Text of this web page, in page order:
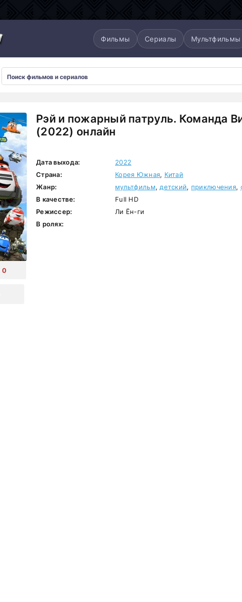
Фильмы Сериалы Мультфильмы
Рэй и пожарный патруль. Команда
(2022) онлайн
0
Дата выхода:
2022
Страна:
Корея Южная, Китай
Жанр:
мультфильм, детский, приключения,
В качестве:
Full HD
Режиссер:
Ли Ён-ги
В ролях: